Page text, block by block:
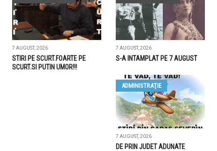
7 AUGUST, 2026
STIRI PE SCURT.FOARTE PE
SCURT.SI PUTIN UMOR!!!
7 AUGUST, 2026
S-A INTAMPLAT PE 7 AUGUST
ADMINISTRAŢIE
7 AUGUST, 2026
DE PRIN JUDET ADUNATE